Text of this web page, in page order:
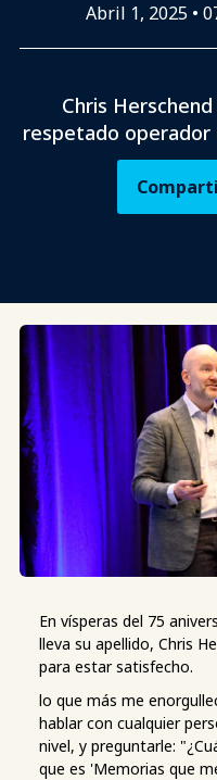
Abril 1, 2025•
Chris
respetado operador
En vísperas del 75
lleva su apellido, Chris
para estar satisfecho.
lo que más me
hablar con cualquier
nivel, y preguntarle:
que es 'Memorias que